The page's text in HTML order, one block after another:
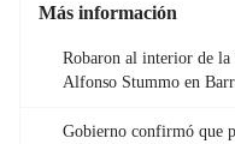
Más información
Robaron al interior de la
Alfonso Stummo en
Gobierno confirmó que